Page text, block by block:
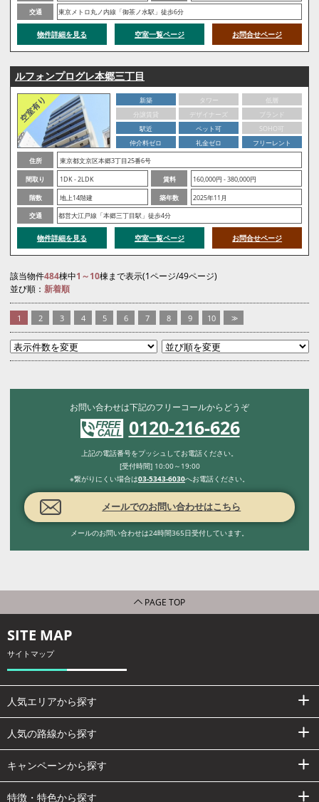
交通
東京メトロ丸ノ内線「御茶ノ水駅」徒歩6分
物件詳細を見る 空室一覧ページ お問合せページ
ルフォンプログレ本郷三丁目
新築 タワー
低層
分譲賃貸
デザイナーズ
ブランド
駅近
ペット可
SOHO可
仲介料ゼロ
礼金ゼロ
フリーレント
住所
東京都文京区本郷3丁目25番6号
間取り
1DK - 2LDK 賃料
160,000円 - 380,000円
階数
地上14階建 築年数
2025年11月
交通
都営大江戸線「本郷三丁目駅」徒歩4分
物件詳細を見る 空室一覧ページ お問合せページ
該当物件484棟中1～10棟まで表示(1ページ/49ページ)
並び順： 新着順
1 2 3 4 5 6 7 8 9 10 >>
お問い合わせは下記のフリーコールからどうぞ
0120-216-626
上記の電話番号をプッシュしてお電話ください。
[受付時間] 10:00～19:00
※繋がりにくい場合は03-5343-6030へお電話ください。
メールでのお問い合わせはこちら
メールのお問い合わせは24時間365日受付しています。
PAGE TOP
SITE MAP
サイトマップ
人気エリアから探す
人気の路線から探す
キャンペーンから探す
特徴・特色から探す